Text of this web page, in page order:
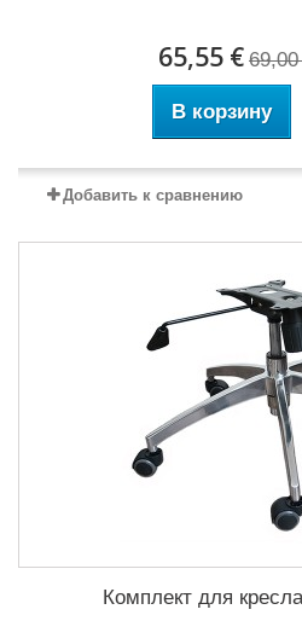
65,55 €
В корзину
Добавить к сравнению
Комплект для